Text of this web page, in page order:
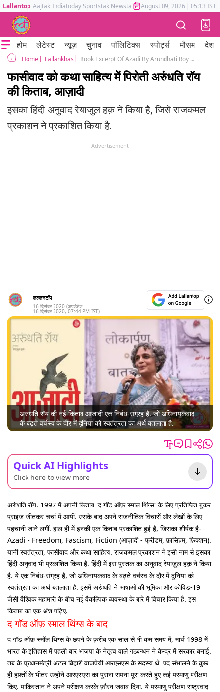
Lallantop Aajtak Indiatoday Sportstak Newstak Mumbai Tak Astrotak
August 09, 2026 | 05:13 IST
होम लेटेस्ट न्यूज़ चुनाव पॉलिटिक्स स्पोर्ट्स मौसम देश
Home Lallankhas Book Excerpt Of Azadi By Arundhati Roy Hindi Translation
फासीवाद को कथा साहित्य में पिरोती अरुंधति रॉय
की किताब, आज़ादी
इसका हिंदी अनुवाद रेयाजुल हक़ ने किया है, जिसे राजकमल
प्रकाशन ने प्रकाशित किया है.
Advertisement
लल्लनटॉप
16 दिसंबर 2020 (अपडेटेड:
16 दिसंबर 2020, 07:44 PM IST)
अरुंधति रॉय की नई किताब आजादी एक निबंध-संग्रह है, जो अधिनायकवाद
के बढ़ते वर्चस्व के दौर में दुनिया को स्वतंत्रता का अर्थ बतलाता है.
Quick AI Highlights
Click here to view more
अरुंधति रॉय. 1997 में अपनी किताब 'द गॉड ऑफ़ स्माल थिंग्स' के लिए प्रतिष्ठित बुकर
प्राइज जीतकर चर्चा में आयीं. उसके बाद अपने राजनीतिक विचारों और लेखों के लिए
पहचानी जाने लगीं. हाल ही में इनकी एक किताब प्रकाशित हुई है, जिसका शीर्षक है-
Azadi - Freedom, Fascism, Fiction (आज़ादी - फ्रीडम, फ़ासिज़्म, फ़िक्शन).
यानी स्वतंत्रता, फासीवाद और कथा साहित्य. राजकमल प्रकाशन ने इसी नाम से इसका
हिंदी अनुवाद भी प्रकाशित किया है. हिंदी में इस पुस्तक का अनुवाद रेयाज़ुल हक़ ने किया
है. ये एक निबंध-संग्रह है, जो अधिनायकवाद के बढ़ते वर्चस्व के दौर में दुनिया को
स्वतंत्रता का अर्थ बतलाता है. इसमें अरुंधति ने भाषाओं की भूमिका और कोविड-19
जैसी वैश्विक महामारी के बीच नई वैकल्पिक व्यवस्था के बारे में विचार किया है. इस
किताब का एक अंश पढ़िए.
द गॉड ऑफ़ स्माल थिंग्स के बाद
द गॉड ऑफ़ स्मॉल थिंग्स के छपने के क़रीब एक साल से भी कम समय में, मार्च 1998 में
भारत के इतिहास में पहली बार भाजपा के नेतृत्व वाले गठबन्धन ने केन्द्र में सरकार बनाई.
तब के प्रधानमंत्री अटल बिहारी वाजपेयी आरएसएस के सदस्य थे. पद संभालने के कुछ
ही हफ़्तों के भीतर उन्होंने आरएसएस का पुराना सपना पूरा करते हुए कई परमाणु परीक्षण
किए. पाकिस्तान ने अपने परीक्षण करके फ़ौरन जवाब दिया. ये परमाणु परीक्षण राष्ट्रवाद